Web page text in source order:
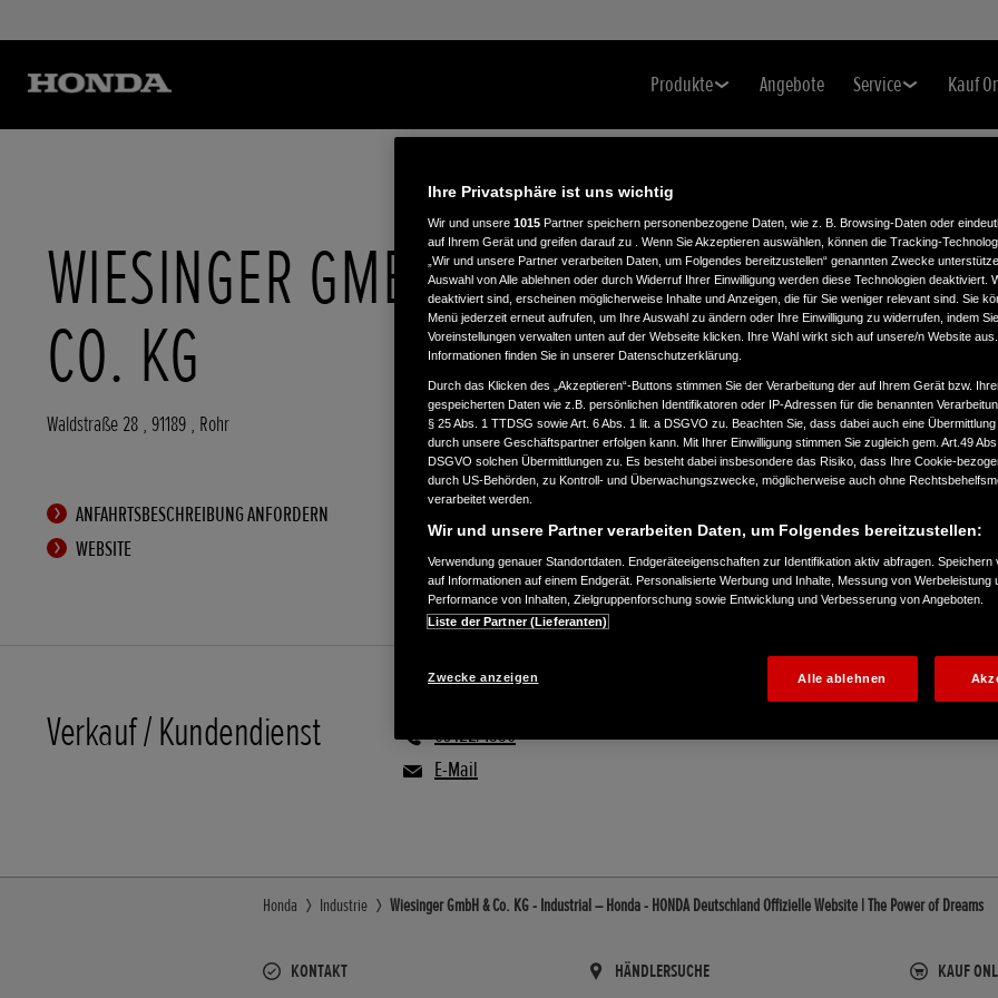
Produkte Angebote Service Kauf
WIESINGER GMBH &
CO. KG
Waldstraße 28 , 91189 , Rohr
ANFAHRTSBESCHREIBUNG ANFORDERN
WEBSITE
Verkauf / Kundendienst
09122/4550
E-Mail
Honda Industrie Wiesinger GmbH & Co. KG - Industrial – Honda - HONDA Deutschland Offizielle Website | The Power of Dreams
KONTAKT HÄNDLERSUCHE KAUF
Ihre Privatsphäre ist uns wichtig
Wir und unsere 1015 Partner speichern personenbezogene Daten, wie z. B. Browsing-Daten oder
auf Ihrem Gerät und greifen darauf zu . Wenn Sie Akzeptieren auswählen, können die Tracking-
„Wir und unsere Partner verarbeiten Daten, um Folgendes bereitzustellen“ genannten Zwecke
Auswahl von Alle ablehnen oder durch Widerruf Ihrer Einwilligung werden diese Technologien deaktiviert.
deaktiviert sind, erscheinen möglicherweise Inhalte und Anzeigen, die für Sie weniger relevant sind. Sie
Menü jederzeit erneut aufrufen, um Ihre Auswahl zu ändern oder Ihre Einwilligung zu widerrufen, indem
Voreinstellungen verwalten unten auf der Webseite klicken. Ihre Wahl wirkt sich auf unsere/n Website
Informationen finden Sie in unserer Datenschutzerklärung.
Durch das Klicken des „Akzeptieren“-Buttons stimmen Sie der Verarbeitung der auf Ihrem Gerät bzw.
gespeicherten Daten wie z.B. persönlichen Identifikatoren oder IP-Adressen für die benannten
§ 25 Abs. 1 TTDSG sowie Art. 6 Abs. 1 lit. a DSGVO zu. Beachten Sie, dass dabei auch eine Übermittlung
durch unsere Geschäftspartner erfolgen kann. Mit Ihrer Einwilligung stimmen Sie zugleich gem. Art.49
DSGVO solchen Übermittlungen zu. Es besteht dabei insbesondere das Risiko, dass Ihre Cookie-
durch US-Behörden, zu Kontroll- und Überwachungszwecke, möglicherweise auch ohne
verarbeitet werden.
Wir und unsere Partner verarbeiten Daten, um Folgendes bereitzustellen:
Verwendung genauer Standortdaten. Endgeräteeigenschaften zur Identifikation aktiv abfragen. Speichern
auf Informationen auf einem Endgerät. Personalisierte Werbung und Inhalte, Messung von Werbeleistung
Performance von Inhalten, Zielgruppenforschung sowie Entwicklung und Verbesserung von Angeboten.
Liste der Partner (Lieferanten)
Zwecke anzeigen Alle ablehnen